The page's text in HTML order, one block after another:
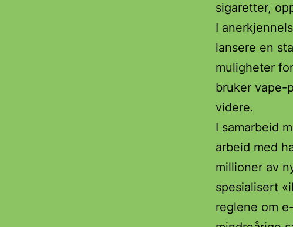
sigaretter,
I
lansere en
muligheter
bruker vape-
videre.
I samarbeid
arbeid med
millioner av
spesialisert
reglene om